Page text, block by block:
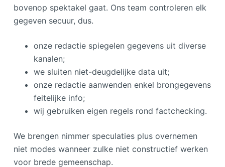
bovenop spektakel gaat. Ons team controleren elk
gegeven secuur, dus.
onze redactie spiegelen gegevens uit diverse
kanalen;
we sluiten niet-deugdelijke data uit;
onze redactie aanwenden enkel brongegevens
feitelijke info;
wij gebruiken eigen regels rond factchecking.
We brengen nimmer speculaties plus overnemen
niet modes wanneer zulke niet constructief werken
voor brede gemeenschap.